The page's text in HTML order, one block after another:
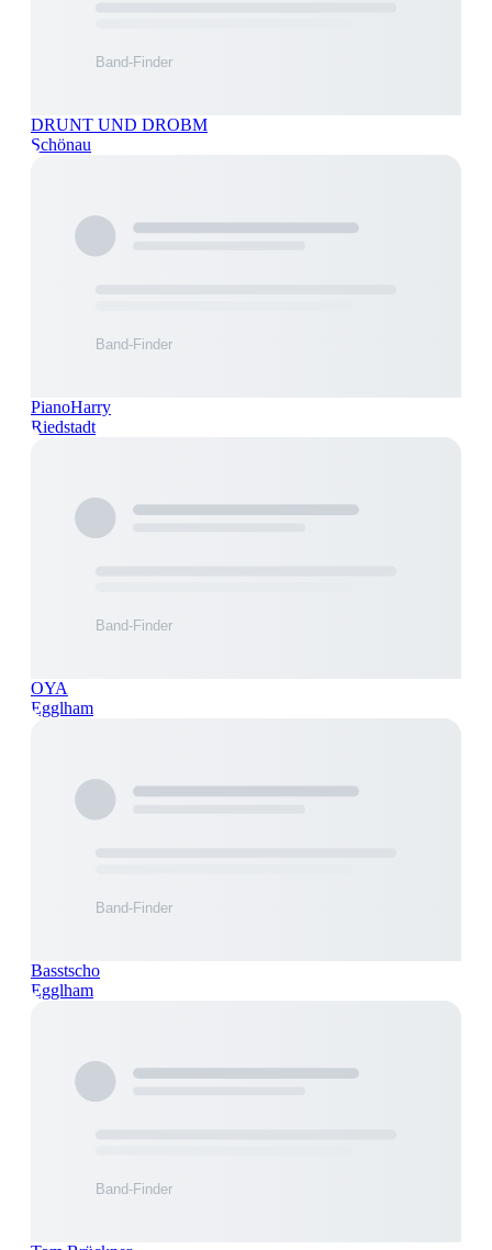
DRUNT UND DROBM
Schönau
PianoHarry
Riedstadt
OYA
Egglham
Basstscho
Egglham